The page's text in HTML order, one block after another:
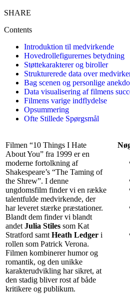
SHARE
Contents
Introduktion til medvirkende
Hovedrollefigurernes betydning
Støttekarakterer og biroller
Strukturerede data over
Bag scenen og personlige
Data visualisering af filmens
Filmens varige indflydelse
Opsummering
Ofte Stillede Spørgsmål
Filmen “10 Things I Hate
About You” fra 1999 er en
moderne fortolkning af
Shakespeare’s “The Taming of
the Shrew”. I denne
ungdomsfilm finder vi en række
talentfulde medvirkende, der
har leveret stærke præstationer.
Blandt dem finder vi blandt
andetJulia Stiles som Kat
Stratford samtHeath Ledger i
rollen som Patrick Verona.
Filmen kombinerer humor og
romantik, og den unikke
karakterudvikling har sikret, at
den stadig bliver rost af både
kritikere og publikum.